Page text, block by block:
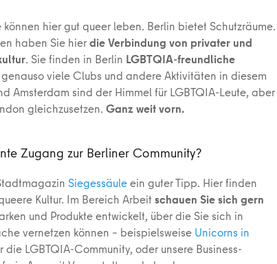
hier gut queer leben. Berlin bietet Schutzräume.
haben Sie hierdie Verbindung von privater und
. Sie finden in Berlin LGBTQIA-freundliche
viele Clubs und andere Aktivitäten in diesem
Amsterdam sind der Himmel für LGBTQIA-Leute, aber
gleichzusetzen. Ganz weit vorn.
Zugang zur Berliner Community?
Siegessäuleein guter Tipp. Hier finden
Kultur. Im Bereich Arbeit schauen Sie sich gern
und Produkte entwickelt, über die Sie sich in
vernetzen können – beispielsweise Unicorns in
LGBTQIA-Community, oder unsere Business-